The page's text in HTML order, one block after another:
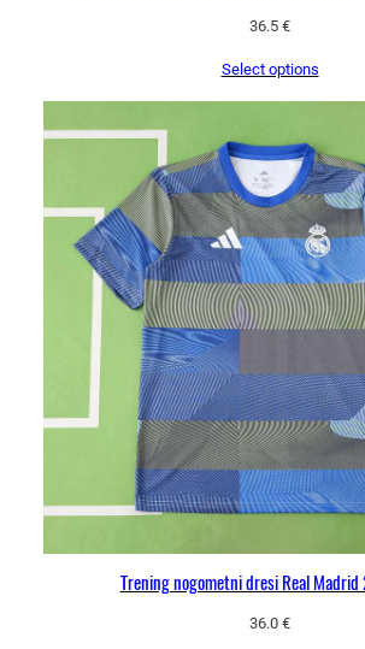
36.5 €
Select options
Trening nogometni dresi Real
36.0 €